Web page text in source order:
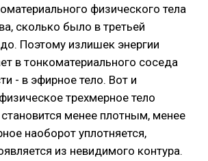
физического тела
сколько было в третьей
Поэтому излишек энергии
в тонкоматериального соседа
- в эфирное тело. Вот и
трехмерное тело
становится менее плотным, менее
наоборот уплотняется,
из невидимого контура.